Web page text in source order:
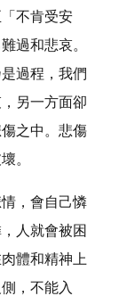
不肯受安
過和悲哀。
過程，我們
另一方面卻
之中。悲傷
。
，會自己憐
人就會被困
體和精神上
，不能入